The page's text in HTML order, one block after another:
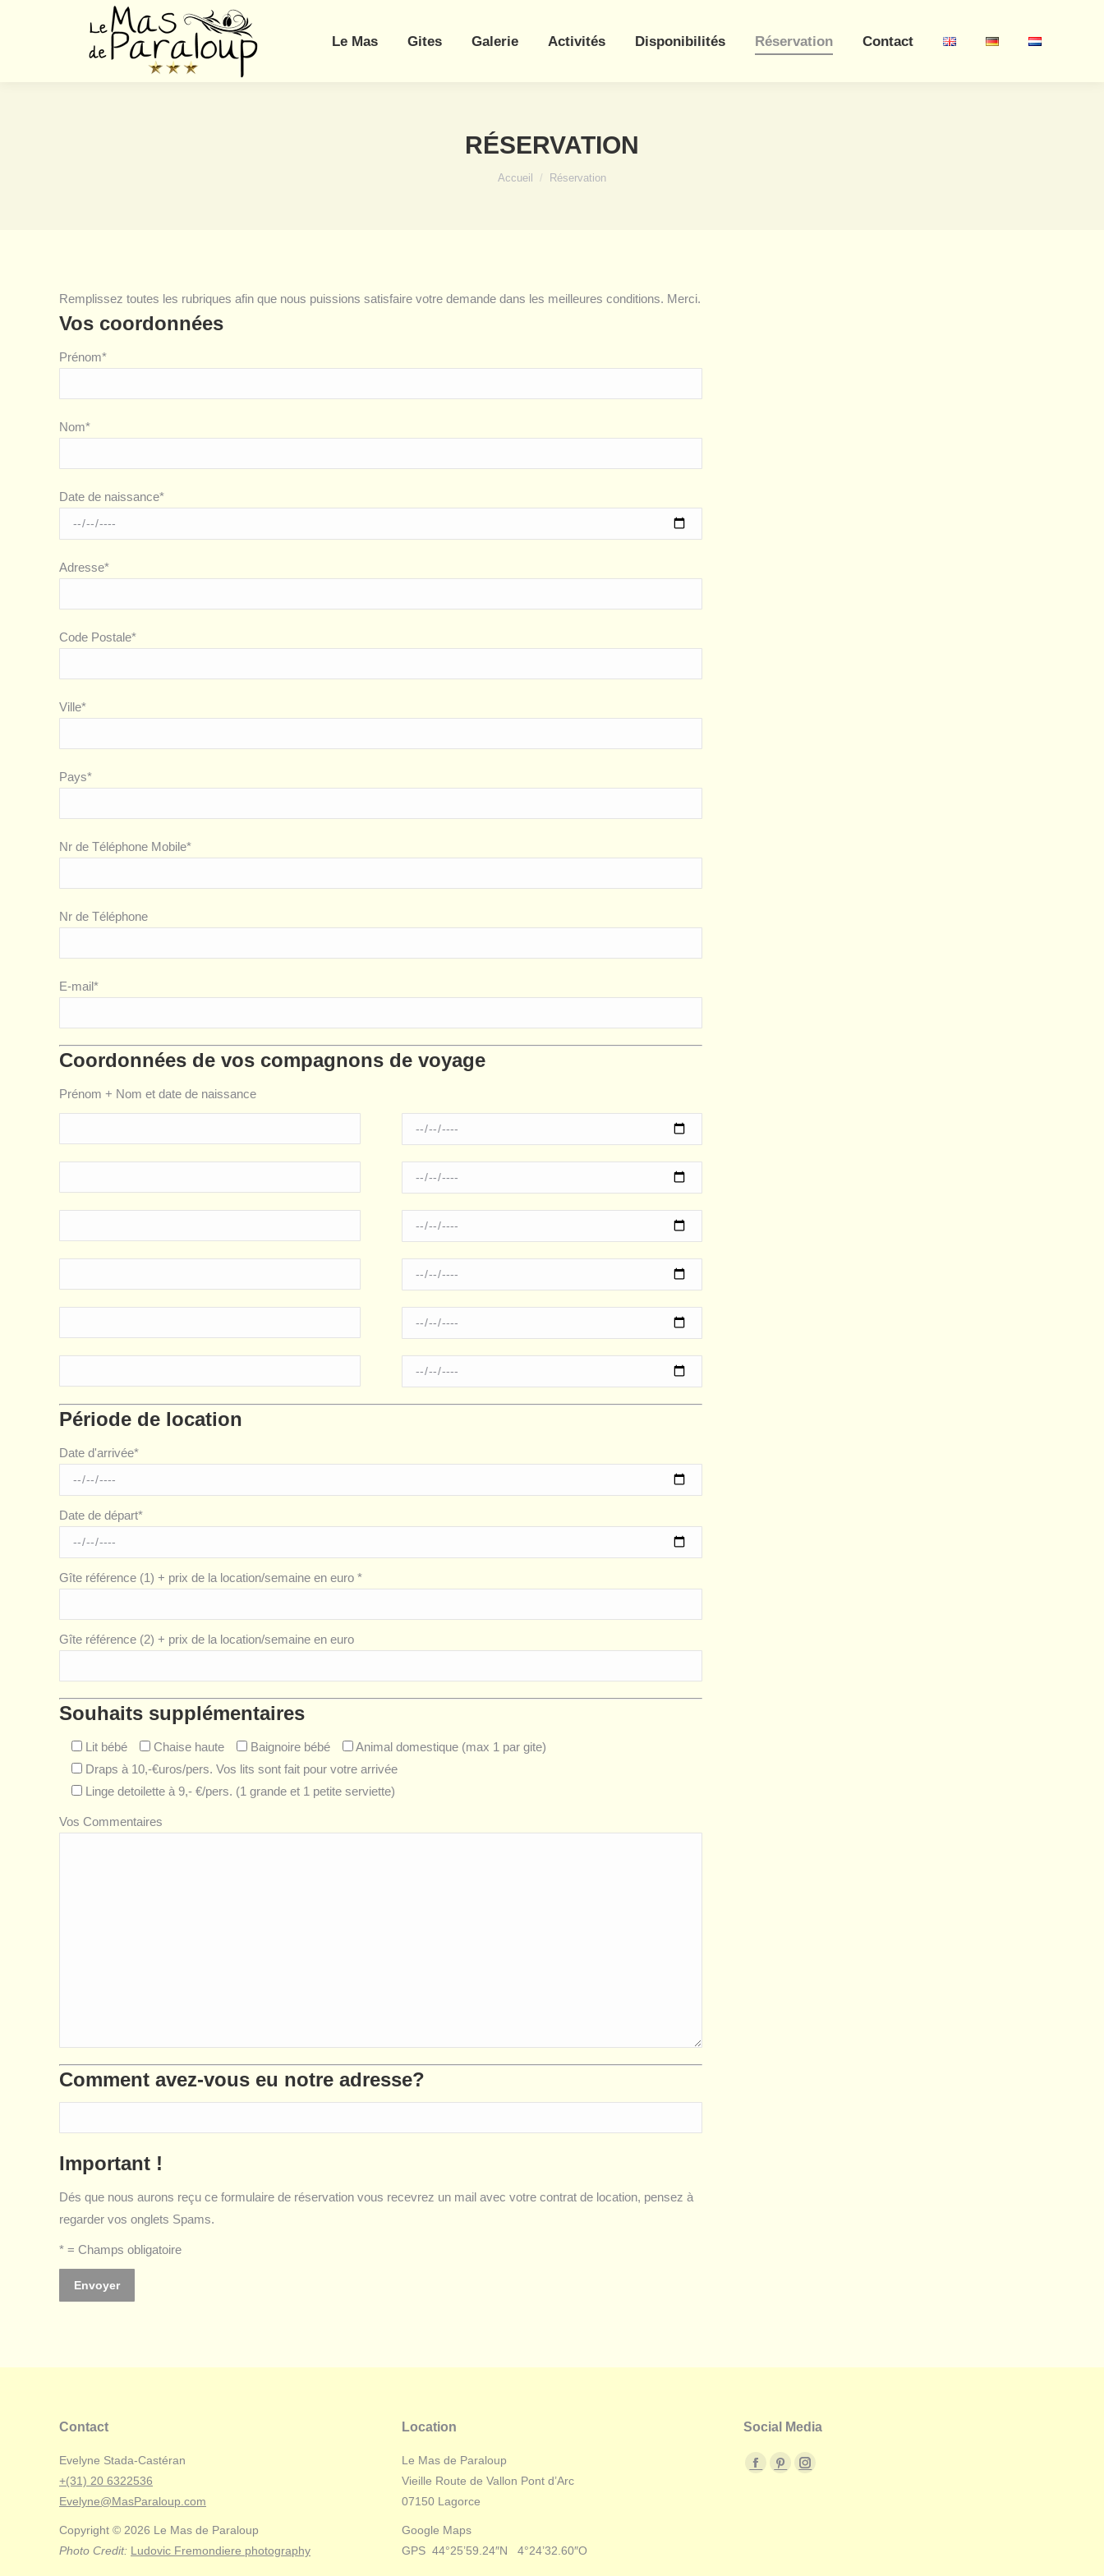
Le Mas Gites Galerie Activités Disponibilités Réservation Contact
RÉSERVATION
Vous êtes ici :
Accueil Réservation
Remplissez toutes les rubriques afin que nous puissions satisfaire votre demande dans les meilleures conditions. Merci.
Vos coordonnées
Prénom*
Nom*
Date de naissance*
Adresse*
Code Postale*
Ville*
Pays*
Nr de Téléphone Mobile*
Nr de Téléphone
E-mail*
Coordonnées de vos compagnons de voyage
Prénom + Nom et date de naissance
Période de location
Date d'arrivée*
Date de départ*
Gîte référence (1) + prix de la location/semaine en euro *
Gîte référence (2) + prix de la location/semaine en euro
Souhaits supplémentaires
Lit bébé Chaise haute Baignoire bébé
Animal domestique (max 1 par gite)
Draps à 10,-€uros/pers. Vos lits sont fait pour votre arrivée
Linge detoilette à 9,- €/pers. (1 grande et 1 petite serviette)
Vos Commentaires
Comment avez-vous eu notre adresse?
Important !
Dés que nous aurons reçu ce formulaire de réservation vous recevrez un mail avec votre contrat de location, pensez à
regarder vos onglets Spams.
* = Champs obligatoire
Contact
Evelyne Stada-Castéran
+(31) 20 6322536
Evelyne@MasParaloup.com
Copyright © 2026 Le Mas de Paraloup
Photo Credit: Ludovic Fremondiere photography
Location
Le Mas de Paraloup
Vieille Route de Vallon Pont d’Arc
07150 Lagorce
Google Maps
GPS 44°25’59.24″N 4°24’32.60″O
Social Media
Facebook
PinterestInstagram